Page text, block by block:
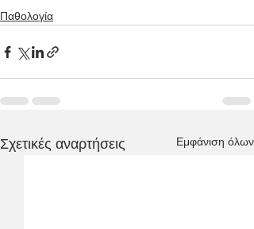
Παθολογία
Σχετικές αναρτήσεις Εμφάνιση όλων